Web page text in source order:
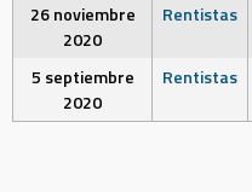
26 noviembre
2020
Rentistas
5 septiembre
2020
Rentistas